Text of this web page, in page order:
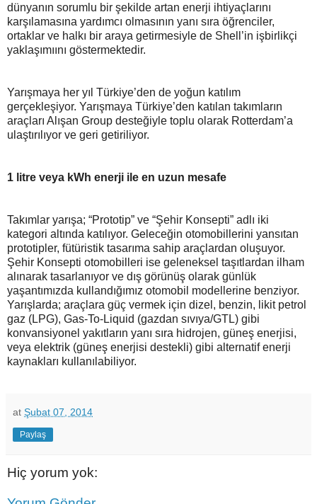
dünyanın sorumlu bir şekilde artan enerji ihtiyaçlarını
karşılamasına yardımcı olmasının yanı sıra öğrenciler,
ortaklar ve halkı bir araya getirmesiyle de Shell’in işbirlikçi
yaklaşımıını göstermektedir.
Yarışmaya her yıl Türkiye’den de yoğun katılım
gerçekleşiyor. Yarışmaya Türkiye’den katılan takımların
araçları Alışan Group desteğiyle toplu olarak Rotterdam’a
ulaştırılıyor ve geri getiriliyor.
1 litre veya kWh enerji ile en uzun mesafe
Takımlar yarışa; “Prototip” ve “Şehir Konsepti” adlı iki
kategori altında katılıyor. Geleceğin otomobillerini yansıtan
prototipler, fütüristik tasarıma sahip araçlardan oluşuyor.
Şehir Konsepti otomobilleri ise geleneksel taşıtlardan ilham
alınarak tasarlanıyor ve dış görünüş olarak günlük
yaşantımızda kullandığımız otomobil modellerine benziyor.
Yarışlarda; araçlara güç vermek için dizel, benzin, likit petrol
gaz (LPG), Gas-To-Liquid (gazdan sıvıya/GTL) gibi
konvansiyonel yakıtların yanı sıra hidrojen, güneş enerjisi,
veya elektrik (güneş enerjisi destekli) gibi alternatif enerji
kaynakları kullanılabiliyor.
at Şubat 07, 2014
Paylaş
Hiç yorum yok: